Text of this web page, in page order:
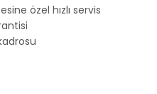
özel hızlı servis